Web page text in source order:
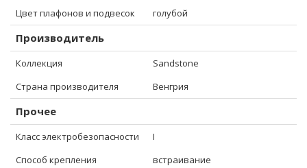
Цвет плафонов и подвесок голубой
Производитель
Коллекция
Sandstone
Страна производителя
Венгрия
Прочее
Класс электробезопасности
I
Способ крепления
встраивание